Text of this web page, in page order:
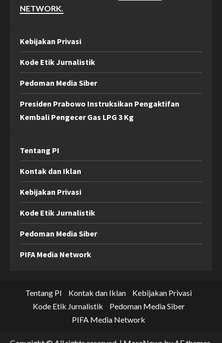
NETWORK.
Kebijakan Privasi
Kode Etik Jurnalistik
Pedoman Media Siber
Presiden Prabowo Instruksikan Pengaktifan
Kembali Pengecer Gas LPG 3 Kg
Tentang PI
Kontak dan Iklan
Kebijakan Privasi
Kode Etik Jurnalistik
Pedoman Media Siber
PIFA Media Network
Tentang PI Kontak dan Iklan
Kebijakan Privasi
Kode Etik Jurnalistik
Pedoman Media Siber
PIFA Media Network